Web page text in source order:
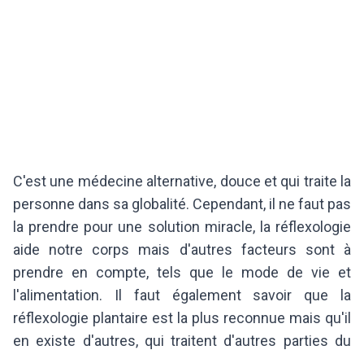
C'est une médecine alternative, douce et qui traite la
personne dans sa globalité. Cependant, il ne faut pas
la prendre pour une solution miracle, la réflexologie
aide notre corps mais d'autres facteurs sont à
prendre en compte, tels que le mode de vie et
l'alimentation. Il faut également savoir que la
réflexologie plantaire est la plus reconnue mais qu'il
en existe d'autres, qui traitent d'autres parties du